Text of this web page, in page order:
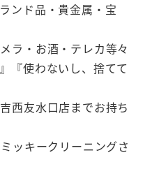
ンド品・貴金属・宝
ラ・お酒・テレカ等々
『使わないし、捨てて
西友水口店までお持ち
ッキークリーニングさ